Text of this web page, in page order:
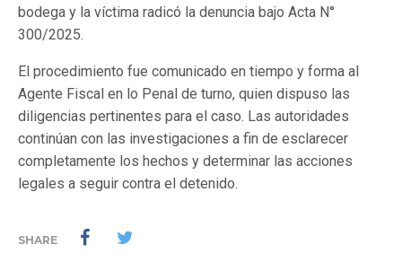
bodega y la víctima radicó la denuncia bajo Acta N°
300/2025.
El procedimiento fue comunicado en tiempo y forma al
Agente Fiscal en lo Penal de turno, quien dispuso las
diligencias pertinentes para el caso. Las autoridades
continúan con las investigaciones a fin de esclarecer
completamente los hechos y determinar las acciones
legales a seguir contra el detenido.
SHARE